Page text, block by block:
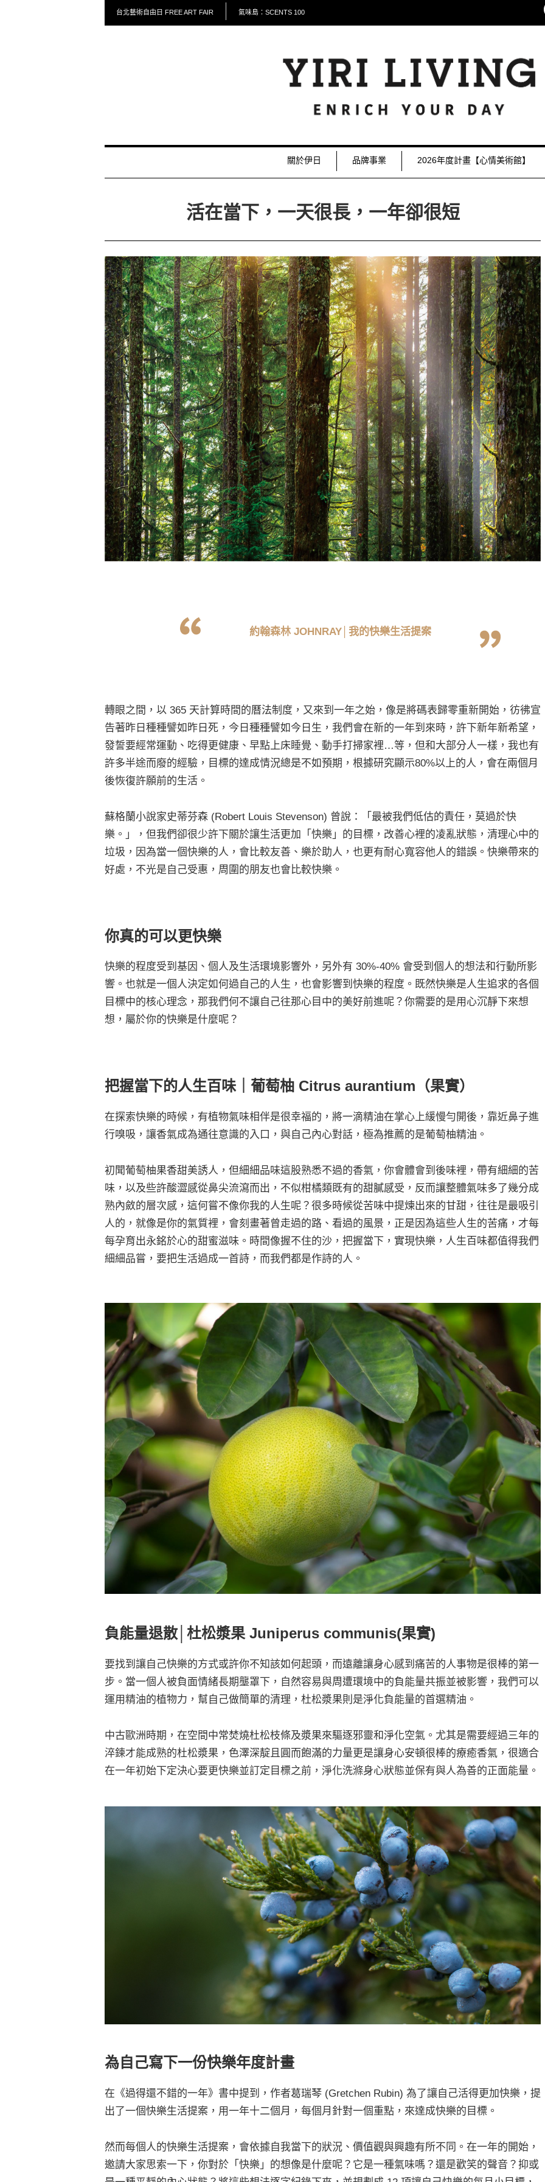
台北藝術自由日 FREE ART FAIR 氣味島：SCENTS 100
關於伊日 品牌事業 2026年度計畫【心情美術館】
活在當下，一天很長，一年卻很短
約翰森林 JOHNRAY│我的快樂生活提案
轉眼之間，以 365 天計算時間的曆法制度，又來到一年之始，像是將碼表歸零重新開始，彷彿宣
告著昨日種種譬如昨日死，今日種種譬如今日生，我們會在新的一年到來時，許下新年新希望，
發誓要經常運動、吃得更健康、早點上床睡覺、動手打掃家裡…等，但和大部分人一樣，我也有
許多半途而廢的經驗，目標的達成情況總是不如預期，根據研究顯示80%以上的人，會在兩個月
後恢復許願前的生活。
蘇格蘭小說家史蒂芬森 (Robert Louis Stevenson) 曾說：「最被我們低估的責任，莫過於快
樂。」，但我們卻很少許下關於讓生活更加「快樂」的目標，改善心裡的凌亂狀態，清理心中的
垃圾，因為當一個快樂的人，會比較友善、樂於助人，也更有耐心寬容他人的錯誤。快樂帶來的
好處，不光是自己受惠，周圍的朋友也會比較快樂。
你真的可以更快樂
快樂的程度受到基因、個人及生活環境影響外，另外有 30%-40% 會受到個人的想法和行動所影
響。也就是一個人決定如何過自己的人生，也會影響到快樂的程度。既然快樂是人生追求的各個
目標中的核心理念，那我們何不讓自己往那心目中的美好前進呢？你需要的是用心沉靜下來想
想，屬於你的快樂是什麼呢？
把握當下的人生百味｜葡萄柚 Citrus aurantium（果實）
在探索快樂的時候，有植物氣味相伴是很幸福的，將一滴精油在掌心上緩慢勻開後，靠近鼻子進
行嗅吸，讓香氣成為通往意識的入口，與自己內心對話，極為推薦的是葡萄柚精油。
初聞葡萄柚果香甜美誘人，但細細品味這股熟悉不過的香氣，你會體會到後味裡，帶有細細的苦
味，以及些許酸澀感從鼻尖流瀉而出，不似柑橘類既有的甜膩感受，反而讓整體氣味多了幾分成
熟內斂的層次感，這何嘗不像你我的人生呢？很多時候從苦味中提煉出來的甘甜，往往是最吸引
人的，就像是你的氣質裡，會刻畫著曾走過的路、看過的風景，正是因為這些人生的苦痛，才每
每孕育出永銘於心的甜蜜滋味。時間像握不住的沙，把握當下，實現快樂，人生百味都值得我們
細細品嘗，要把生活過成一首詩，而我們都是作詩的人。
負能量退散│杜松漿果 Juniperus communis(果實)
要找到讓自己快樂的方式或許你不知該如何起頭，而遠離讓身心感到痛苦的人事物是很棒的第一
步。當一個人被負面情緒長期壟罩下，自然容易與周遭環境中的負能量共振並被影響，我們可以
運用精油的植物力，幫自己做簡單的清理，杜松漿果則是淨化負能量的首選精油。
中古歐洲時期，在空間中常焚燒杜松枝條及漿果來驅逐邪靈和淨化空氣。尤其是需要經過三年的
淬鍊才能成熟的杜松漿果，色澤深靛且圓而飽滿的力量更是讓身心安頓很棒的療癒香氣，很適合
在一年初始下定決心要更快樂並訂定目標之前，淨化洗滌身心狀態並保有與人為善的正面能量。
為自己寫下一份快樂年度計畫
在《過得還不錯的一年》書中提到，作者葛瑞琴 (Gretchen Rubin) 為了讓自己活得更加快樂，提
出了一個快樂生活提案，用一年十二個月，每個月針對一個重點，來達成快樂的目標。
然而每個人的快樂生活提案，會依據自我當下的狀況、價值觀與興趣有所不同。在一年的開始，
邀請大家思索一下，你對於「快樂」的想像是什麼呢？它是一種氣味嗎？還是歡笑的聲音？抑或